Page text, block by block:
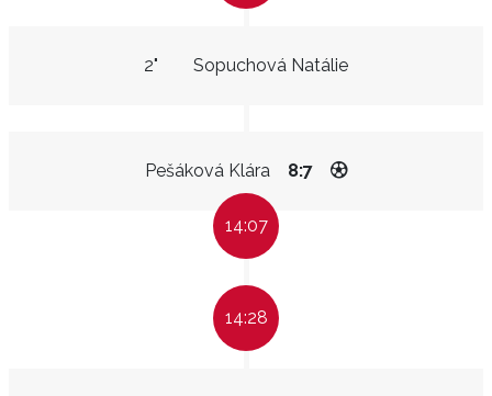
Sopuchová Natálie
2"
Pešáková Klára 8:7
14:07
14:28